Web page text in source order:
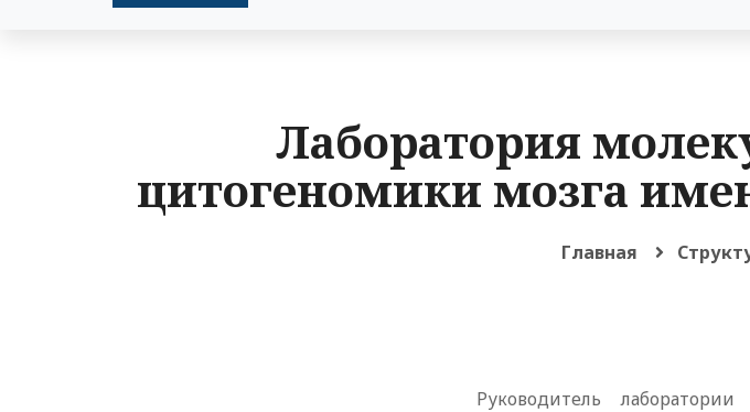
Лаборатория
цитогеномики мозга
Главная
Руководитель